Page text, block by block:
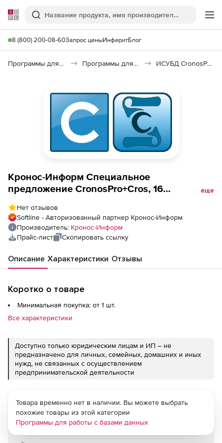
Softline
Поиск
8 (800) 200-08-60Запрос ценыИнферитБлог
Программы для программирования Программы для работы с базами данных ИСУБД CronosPRO
Кронос-Информ Специальное
предложение CronosPro+Cros, 16
еще
Нет отзывов
Softline - Авторизованный партнер Кронос-Информ
Производитель: Кронос-Информ
Прайс-лист
Скопировать ссылку
Описание Характеристики Отзывы
Коротко о товаре
Минимальная покупка: от 1 шт.
Все характеристики
Доступно только юридическим лицам и ИП – не
предназначено для личных, семейных, домашних и иных
нужд, не связанных с осуществлением
предпринимательской деятельности
Товара временно нет в наличии. Вы можете выбрать
похожие товары из этой категории
Программы для работы с базами данных